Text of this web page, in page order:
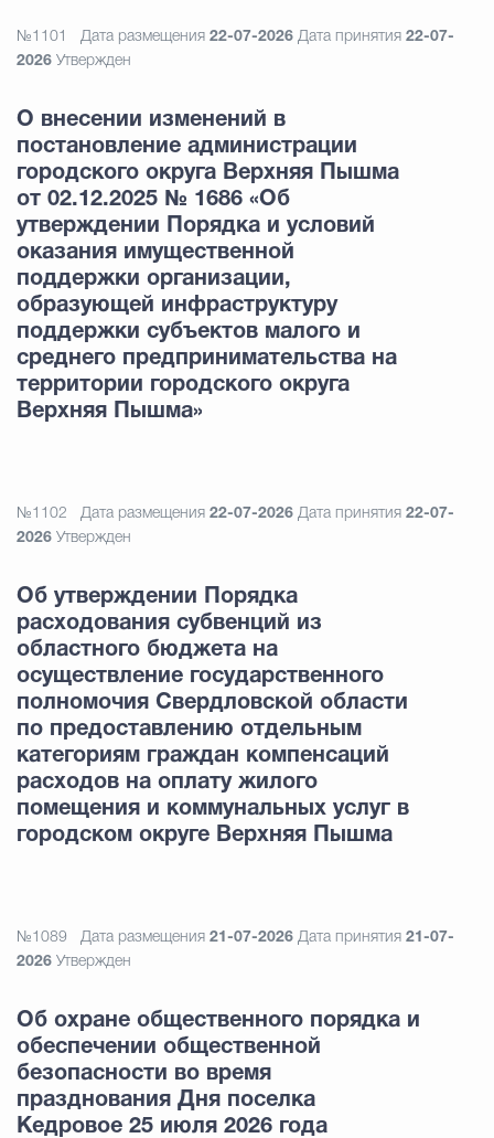
№1101 Дата размещения 22-07-2026 Дата принятия 22-07-
2026 Утвержден
О внесении изменений в
постановление администрации
городского округа Верхняя Пышма
от 02.12.2025 № 1686 «Об
утверждении Порядка и условий
оказания имущественной
поддержки организации,
образующей инфраструктуру
поддержки субъектов малого и
среднего предпринимательства на
территории городского округа
Верхняя Пышма»
№1102 Дата размещения 22-07-2026 Дата принятия 22-07-
2026 Утвержден
Об утверждении Порядка
расходования субвенций из
областного бюджета на
осуществление государственного
полномочия Свердловской области
по предоставлению отдельным
категориям граждан компенсаций
расходов на оплату жилого
помещения и коммунальных услуг в
городском округе Верхняя Пышма
№1089 Дата размещения 21-07-2026 Дата принятия 21-07-
2026 Утвержден
Об охране общественного порядка и
обеспечении общественной
безопасности во время
празднования Дня поселка
Кедровое 25 июля 2026 года